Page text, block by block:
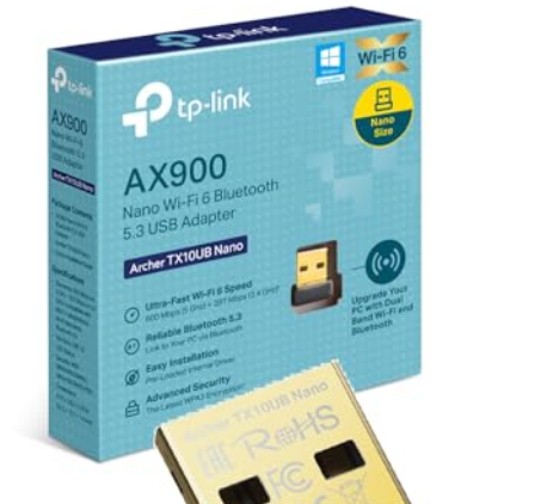
connectez-vous simplement à un réseau existant.
Sécurité renforcée: Cryptage WPA3 pour protéger vos données
personnelles en ligne.
Compatibilité optimale : Fonctionne parfaitement avec les PC et
laptops Windows, en raccordant notamment via USB 3.0 pour des
performances maximales.
Design compact et pratique
Dimensions : 15 cm x 10 cm x 2 cm (converti depuis pouces)
Couleur noire élégante, s'intègre discrètement à votre appareil.
Conseils d'utilisation
Utilisez le port USB 3.0 pour garantir la meilleure vitesse et
Pour des performances optimales, associez-le à un routeur WiFi 6.
Compatible uniquement avec Windows 10 et 11. Non